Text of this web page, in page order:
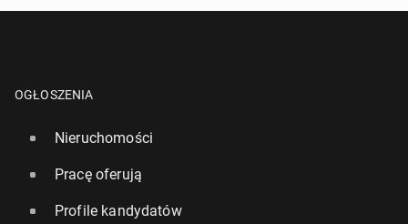
OGŁOSZENIA
Nieruchomości
Pracę oferują
Profile kandydatów